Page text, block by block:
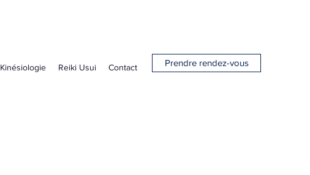
Kinésiologie Reiki Usui Contact Prendre rendez-vous